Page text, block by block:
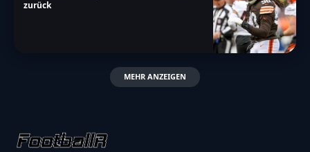
zurück
MEHR ANZEIGEN